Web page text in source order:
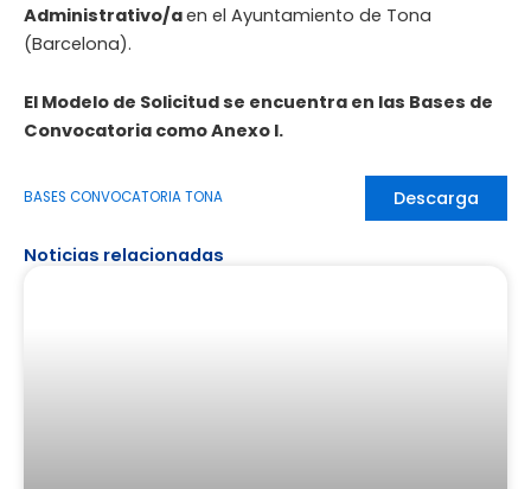
Administrativo/aen el Ayuntamiento de Tona
(Barcelona).
El Modelo de Solicitud se encuentra en las Bases de
Convocatoria como Anexo I.
BASES CONVOCATORIA TONA Descarga
Noticias relacionadas